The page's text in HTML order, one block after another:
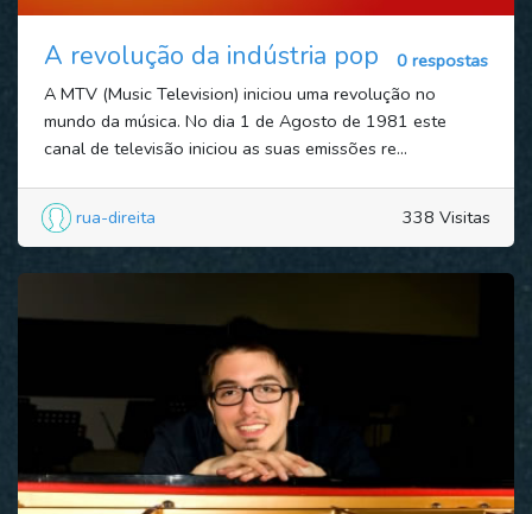
A revolução da indústria pop
0 respostas
A MTV (Music Television) iniciou uma revolução no
mundo da música. No dia 1 de Agosto de 1981 este
canal de televisão iniciou as suas emissões re...
rua-direita 338 Visitas